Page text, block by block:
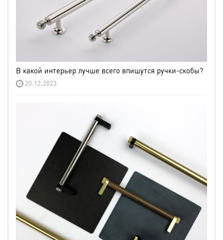
В какой интерьер лучше всего впишутся ручки-скобы?
20.12.2023